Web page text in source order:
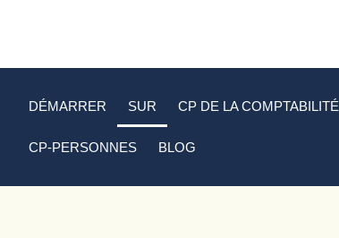
DÉMARRER SUR CP DE LA COMPTABILITÉ
CP-PERSONNES BLOG